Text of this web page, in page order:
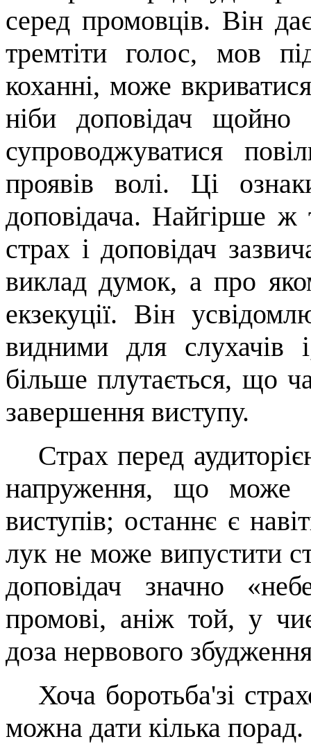
серед про­мовців. Він
тремтіти голос, мов
коханні, може
ніби доповідач
супроводжуватися
проявів волі. Ці
доповідача. Найгірше
страх і доповідач
виклад думок, а про
екзекуції. Він
видними для слухачів
більше плу­тається, що
завершення виступу.
Страх перед
напру­ження, що може
виступів; останнє є
лук не може випустити
доповідач значно «
промові, аніж той, у
доза нервового
Хоча боротьба'зі
можна дати кілька порад.